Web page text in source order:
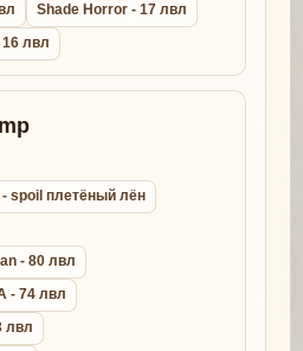
Shade Horror - 17 лвл
16 лвл
spoil плетёный лён
- 80 лвл
- 74 лвл
лвл